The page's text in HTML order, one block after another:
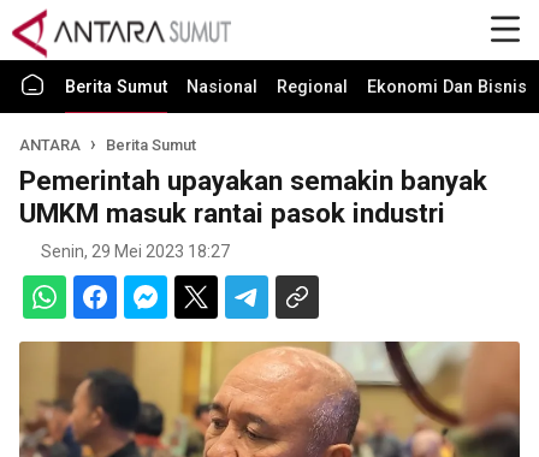
Berita Sumut Nasional Regional Ekonomi Dan Bisnis
ANTARA Berita Sumut
Pemerintah upayakan semakin banyak
UMKM masuk rantai pasok industri
Senin, 29 Mei 2023 18:27